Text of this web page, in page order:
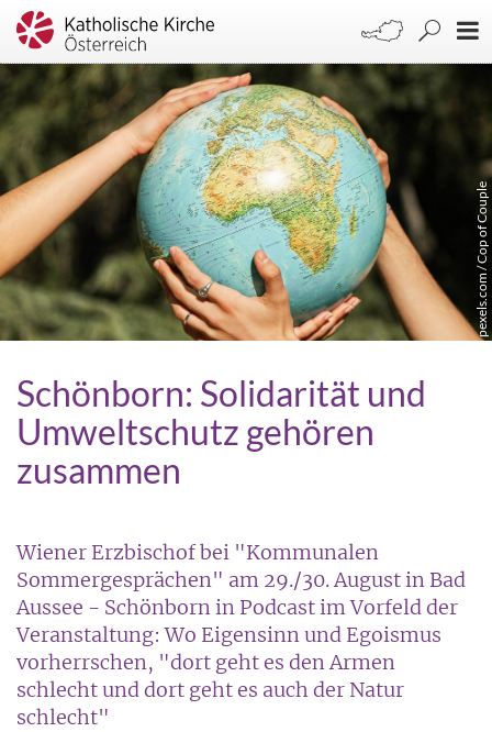
pexels.com / Cop of Couple
Schönborn: Solidarität und
Umweltschutz gehören
zusammen
Wiener Erzbischof bei "Kommunalen
Sommergesprächen" am 29./30. August in Bad
Aussee - Schönborn in Podcast im Vorfeld der
Veranstaltung: Wo Eigensinn und Egoismus
vorherrschen, "dort geht es den Armen
schlecht und dort geht es auch der Natur
schlecht"